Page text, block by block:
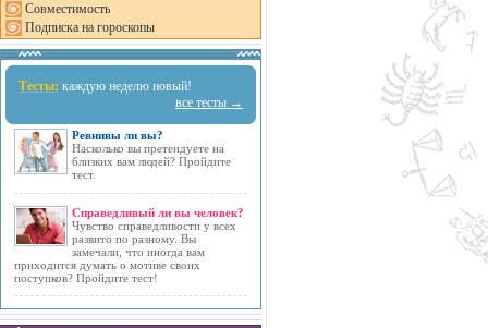
Совместимость
Подписка на гороскопы
Тесты: каждую неделю новый!
все тесты →
Ревнивы ли вы?
Насколько вы претендуете на
близких вам людей? Пройдите
тест.
Справедливый ли вы человек?
Чувство справедливости у всех
развито по разному. Вы
замечали, что иногда вам
приходится думать о мотиве своих
поступков? Пройдите тест!